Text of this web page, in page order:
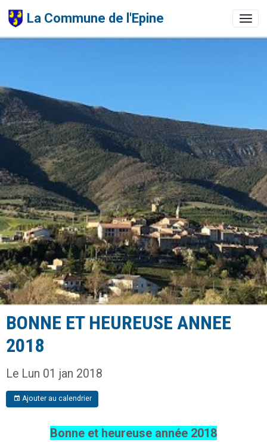
La Commune de l'Epine
BONNE ET HEUREUSE ANNEE
2018
Le Lun 01 jan 2018
Ajouter au calendrier
Bonne et heureuse année 2018